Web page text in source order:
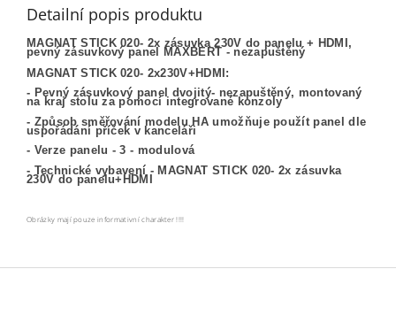
Detailní popis produktu
MAGNAT STICK 020- 2x zásuvka 230V do panelu + HDMI,
pevný zásuvkový panel MAXBERT - nezapuštěný
MAGNAT STICK 020- 2x230V+HDMI:
- Pevný zásuvkový panel dvojitý- nezapuštěný, montovaný
na kraj stolu za pomocí integrované konzoly
- Způsob směřování modelu HA umožňuje použít panel dle
uspořádání příček v kanceláři
- Verze panelu - 3 - modulová
- Technické vybavení - MAGNAT STICK 020- 2x zásuvka
230V do panelu+HDMI
Obrázky mají pouze informativní charakter !!!!
Z